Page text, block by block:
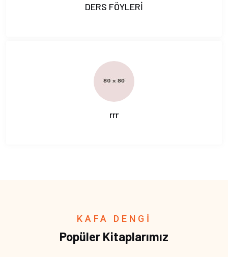
DERS FÖYLERİ
rrr
KAFA DENGİ
Popüler Kitaplarımız